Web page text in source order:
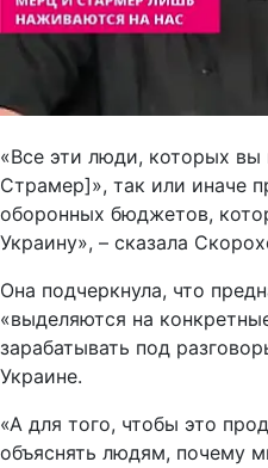
«Все эти люди, которых
Страмер]», так или иначе
оборонных бюджетов,
Украину», – сказала
Она подчеркнула, что
«выделяются на
зарабатывать под
Украине.
«А для того, чтобы это
объяснять людям, почему